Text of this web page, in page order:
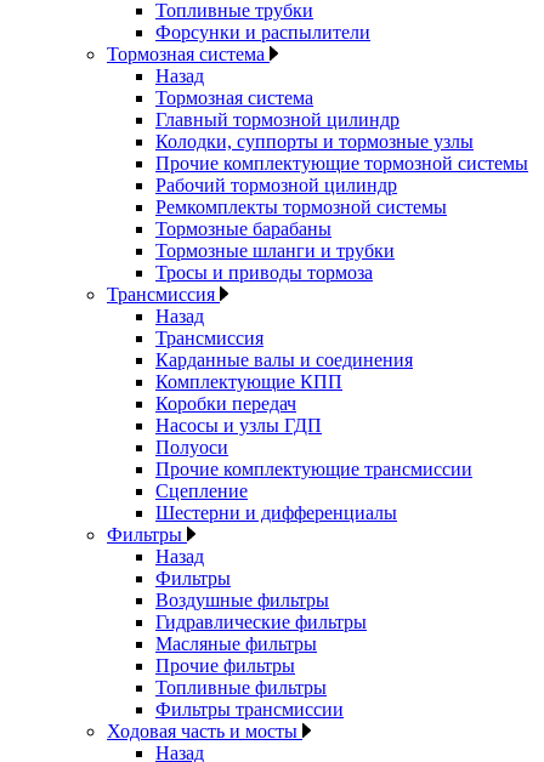
Топливные трубки
Форсунки и распылители
Тормозная система
Назад
Тормозная система
Главный тормозной цилиндр
Колодки, суппорты и тормозные узлы
Прочие комплектующие тормозной системы
Рабочий тормозной цилиндр
Ремкомплекты тормозной системы
Тормозные барабаны
Тормозные шланги и трубки
Тросы и приводы тормоза
Трансмиссия
Назад
Трансмиссия
Карданные валы и соединения
Комплектующие КПП
Коробки передач
Насосы и узлы ГДП
Полуоси
Прочие комплектующие трансмиссии
Сцепление
Шестерни и дифференциалы
Фильтры
Назад
Фильтры
Воздушные фильтры
Гидравлические фильтры
Масляные фильтры
Прочие фильтры
Топливные фильтры
Фильтры трансмиссии
Ходовая часть и мосты
Назад